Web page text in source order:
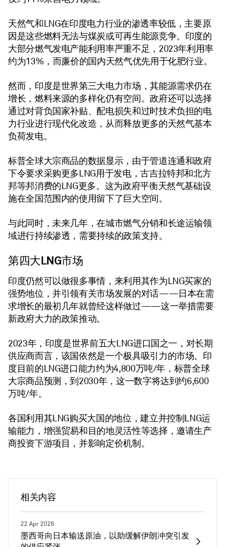
相关内容
22 Apr 2026
墨西哥向日本输送原油，以助缓解伊朗冲突引发
天然气和LNG在印度电力行业的渗透率较低，主要原
因是这些燃料无法与煤炭或可再生能源竞争。印度的
大部分燃气发电产能利用率严重不足，2023年利用率
约为13%，而廉价的国内天然气优先用于化肥行业。
然而，印度是世界第三大电力市场，其能源需求仍在
增长，燃料来源的多样化仍有空间。政府还可以选择
通过对背负国家补贴、配电损失和过时技术负担的电
力行业进行现代化改造，从而释放更多的天然气基本
负荷发电。
标普全球大宗商品的数据显示，由于管道连通和政府
下令要求采购更多LNG用于发电，古吉拉特邦和北方
邦等邦消费的LNG更多。这为政府平衡天然气基础设
施在全国范围内的使用留下了巨大空间。
与此同时，未来几年，在城市燃气分销和长途运输领
域进行持续渗透，需要持续的政策支持。
第四大LNG市场
印度仍然可以做很多事情，来利用其作为LNG买家的
强势地位，并引领有关市场发展的对话——日本在需
求增长的最初几年就曾经这样做过——这一举措需要
新政府大力的政策推动。
2023年，印度是世界前五大LNG进口国之一，对长期
供应商而言，该国依然是一个极具吸引力的市场。印
度目前的LNG进口能力约为4,800万吨/年，标普全球
大宗商品预测，到2030年，这一数字将达到约6,600
万吨/年。
各国利用其LNG购买大国的地位，建立并控制LNG运
输能力，增强贸易和目的地灵活性等选择，邀请生产
商投资下游项目，并影响定价机制。